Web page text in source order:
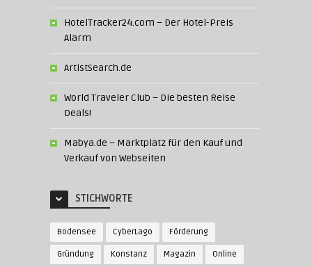
HotelTracker24.com – Der Hotel-Preis
Alarm
ArtistSearch.de
World Traveler Club – Die besten Reise
Deals!
Mabya.de – Marktplatz für den Kauf und
Verkauf von Webseiten
STICHWORTE
Bodensee CyberLago Förderung
Gründung Konstanz Magazin Online